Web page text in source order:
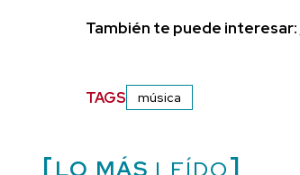
También te puede interesar:
TAGS música